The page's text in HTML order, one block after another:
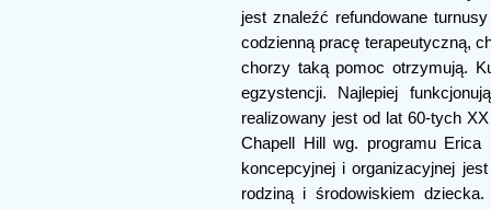
jest znaleźć refundowane
codzienną pracę terapeutyczną,
chorzy taką pomoc otrzymują.
egzystencji. Najlepiej
realizowany jest od lat 60-tych
Chapell Hill wg. programu
koncepcyjnej i organizacyjnej
rodziną i środowiskiem